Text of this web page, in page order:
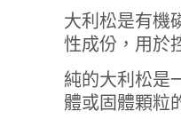
大利松是有機
性成份，用於
純的大利松是
體或固體顆粒